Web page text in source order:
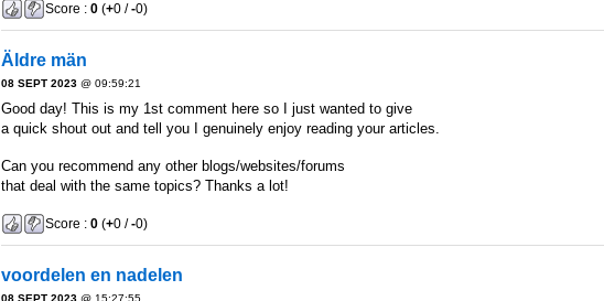
Score : 0(+0 /-0)
Äldre män
08 SEPT 2023@ 09:59:21
Good day! This is my 1st comment here so I just wanted to give
a quick shout out and tell you I genuinely enjoy reading your articles.
Can you recommend any other blogs/websites/forums
that deal with the same topics? Thanks a lot!
Score : 0(+0 /-0)
voordelen en nadelen